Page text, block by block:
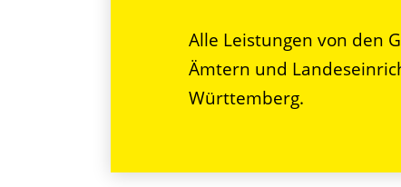
Alle Leistungen von den
Ämtern und
Württemberg.